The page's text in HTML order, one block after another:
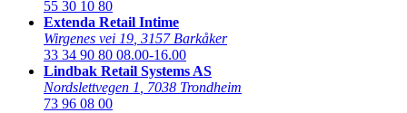
55 30 10 80
Extenda Retail Intime
Wirgenes vei 19 3157 Barkåker
33 34 90 80 08.00-16.00
Lindbak Retail Systems AS
Nordslettvegen 1
7038 Trondheim
73 96 08 00